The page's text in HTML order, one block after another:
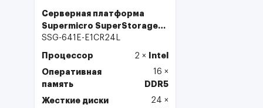
Серверная платформа
Supermicro SuperStorage
4U Server SSG-641E-
E1CR24L
SSG-641E-E1CR24L
Процессор 2 ×
Intel
Оперативная
память
16 ×
DDR5
Жесткие диски
24 ×